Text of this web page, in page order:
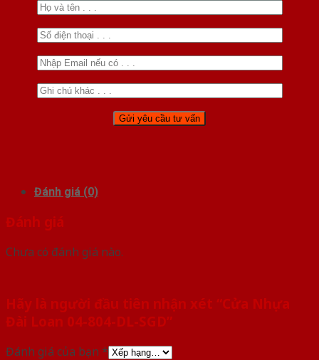
Đánh giá (0)
Đánh giá
Chưa có đánh giá nào.
Hãy là người đầu tiên nhận xét “Cửa Nhựa
Đài Loan 04-804-DL-SGD”
Đánh giá của bạn *